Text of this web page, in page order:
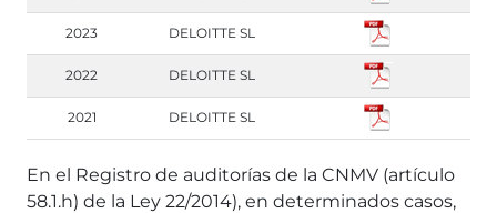
2023 DELOITTE SL
2022 DELOITTE SL
2021 DELOITTE SL
En el Registro de auditorías de la CNMV (artículo
58.1.h) de la Ley 22/2014), en determinados casos,